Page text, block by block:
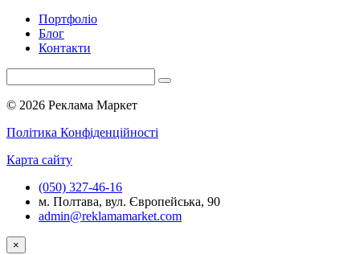
Портфоліо
Блог
Контакти
© 2026 Реклама Маркет
Політика Конфіденційності
Карта сайту
(050) 327-46-16
м. Полтава, вул. Європейська, 90
admin@reklamamarket.com
×